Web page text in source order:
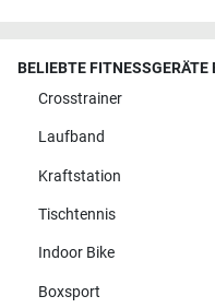
BELIEBTE FITNESSGERÄTE
Crosstrainer
Laufband
Kraftstation
Tischtennis
Indoor Bike
Boxsport